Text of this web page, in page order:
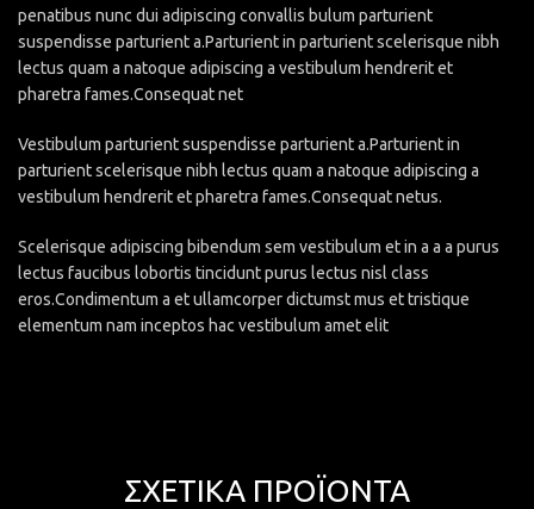
penatibus nunc dui adipiscing convallis bulum parturient
suspendisse parturient a.Parturient in parturient scelerisque nibh
lectus quam a natoque adipiscing a vestibulum hendrerit et
pharetra fames.Consequat net
Vestibulum parturient suspendisse parturient a.Parturient in
parturient scelerisque nibh lectus quam a natoque adipiscing a
vestibulum hendrerit et pharetra fames.Consequat netus.
Scelerisque adipiscing bibendum sem vestibulum et in a a a purus
lectus faucibus lobortis tincidunt purus lectus nisl class
eros.Condimentum a et ullamcorper dictumst mus et tristique
elementum nam inceptos hac vestibulum amet elit
ΣΧΕΤΙΚΆ ΠΡΟΪΌΝΤΑ